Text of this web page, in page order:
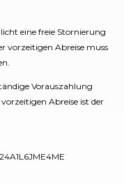
eine freie Stornierung
vorzeitigen Abreise muss
Vorauszahlung
Abreise ist der